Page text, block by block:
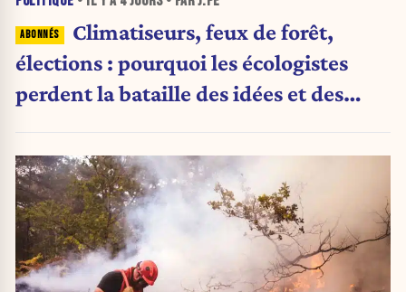
Climatiseurs, feux de forêt,
élections : pourquoi les écologistes
perdent la bataille des idées et des